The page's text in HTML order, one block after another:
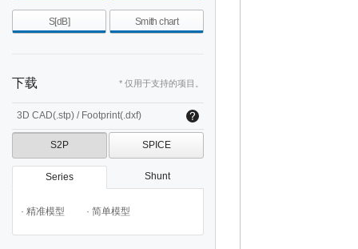
S[dB] Smith chart
下载 * 仅用于支持的项目。
3D CAD(.stp) / Footprint(.dxf)
S2P SPICE
Series Shunt
· 精准模型 · 简单模型